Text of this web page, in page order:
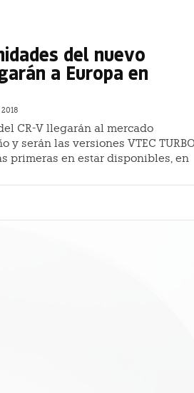
del nuevo
a Europa en
CR-V llegarán al mercado
y serán las versiones VTEC
primeras en estar disponibles, en